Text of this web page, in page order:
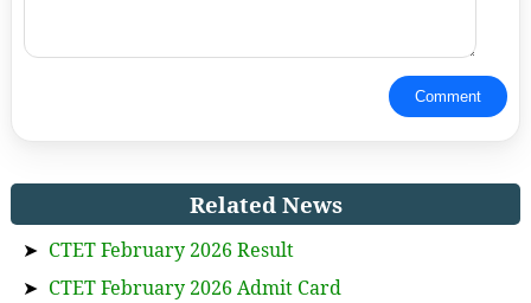
Comment
Related News
➤ CTET February 2026 Result
➤ CTET February 2026 Admit Card